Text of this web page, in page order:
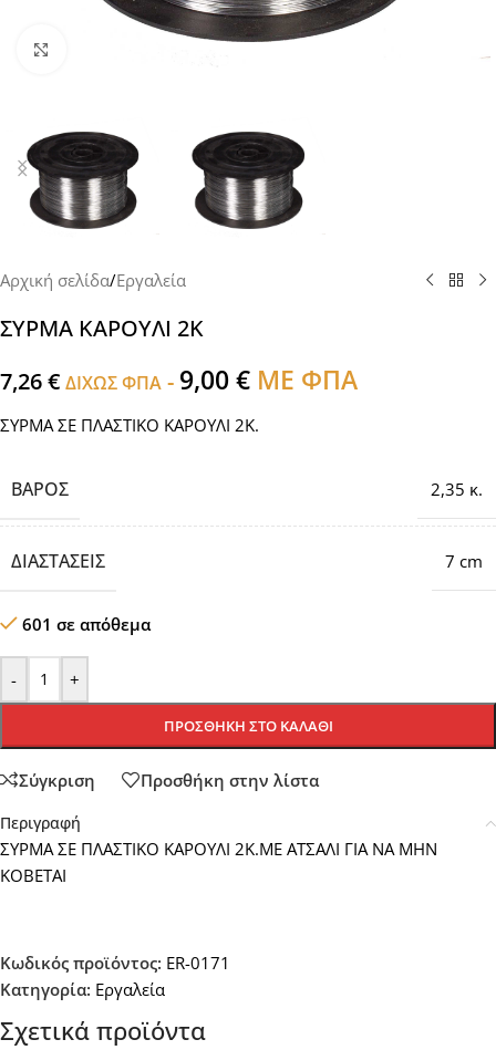
Αρχική σελίδα/Εργαλεία
ΣΥΡΜΑ ΚΑΡΟΥΛΙ 2Κ
7,26€ ΔΙΧΩΣ ΦΠΑ - 9,00€ ΜΕ ΦΠΑ
ΣΥΡΜΑ ΣΕ ΠΛΑΣΤΙΚΟ ΚΑΡΟΥΛΙ 2Κ.
ΒΆΡΟΣ 2,35 κ.
ΔΙΑΣΤΆΣΕΙΣ 7 cm
601 σε απόθεμα
- +
ΠΡΟΣΘΉΚΗ ΣΤΟ ΚΑΛΆΘΙ
Σύγκριση Προσθήκη στην λίστα
Περιγραφή
ΣΥΡΜΑ ΣΕ ΠΛΑΣΤΙΚΟ ΚΑΡΟΥΛΙ 2Κ.ΜΕ ΑΤΣΑΛΙ ΓΙΑ ΝΑ ΜΗΝ
ΚΟΒΕΤΑΙ
Κωδικός προϊόντος: ER-0171
Κατηγορία: Εργαλεία
Σχετικά προϊόντα